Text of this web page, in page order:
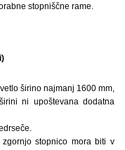
stopniščne rame.
širino najmanj 1600 mm,
ni upoštevana dodatna
stopnico mora biti v